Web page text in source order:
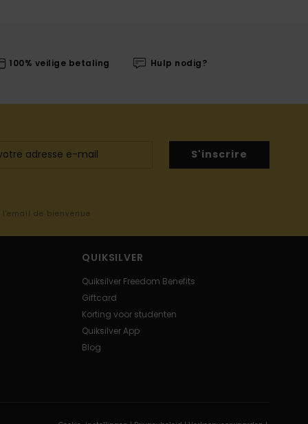
100% veilige betaling Hulp nodig?
S'inscrire
de bienvenue
QUIKSILVER
Quiksilver Freedom Benefits
Giftcard
Korting voor studenten
Quiksilver App
Blog